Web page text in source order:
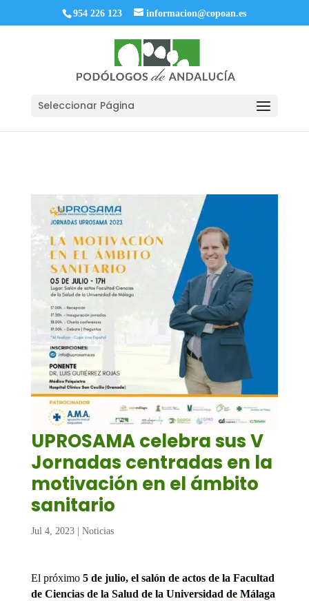
954 226 123 informacion@copoan.es
Seleccionar Página
UPROSAMA celebra sus V
Jornadas centradas en la
motivación en el ámbito
sanitario
Jul 4, 2023| Noticias
El próximo 5 de julio, el salón de actos de la Facultad
de Ciencias de la Salud de la Universidad de Málaga